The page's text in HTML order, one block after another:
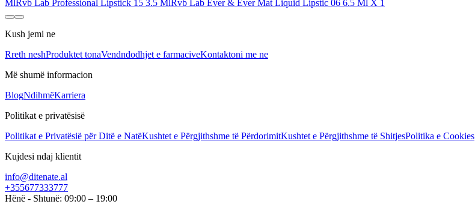
MlRvb Lab Professional Lipstick 15 3.5 MlRvb Lab Ever & Ever Mat Liquid Lipstic 06 6.5 Ml X 1
Kush jemi ne
Rreth neshProduktet tonaVendndodhjet e farmaciveKontaktoni me ne
Më shumë informacion
BlogNdihmëKarriera
Politikat e privatësisë
Politikat e Privatësië për Ditë e NatëKushtet e Përgjithshme të PërdorimitKushtet e Përgjithshme të ShitjesPolitika e Cookies
Kujdesi ndaj klientit
info@ditenate.al
+355677333777
Hënë - Shtunë: 09:00 – 19:00